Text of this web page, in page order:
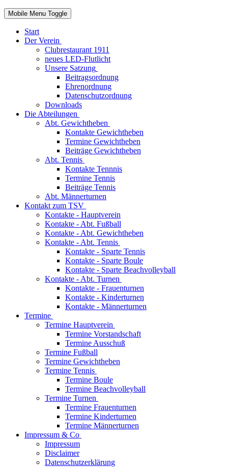
Mobile Menu Toggle
Start
Der Verein
Clubrestaurant 1911
neues LED-Flutlicht
Unsere Satzung
Beitragsordnung
Ehrenordnung
Datenschutzordnung
Downloads
Die Abteilungen
Abt. Gewichtheben
Kontakte Gewichtheben
Termine Gewichtheben
Beiträge Gewichtheben
Abt. Tennis
Kontakte Tennnis
Termine Tennis
Beiträge Tennis
Abt. Männerturnen
Kontakt zum TSV
Kontakte - Hauptverein
Kontakte - Abt. Fußball
Kontakte - Abt. Gewichtheben
Kontakte - Abt. Tennis
Kontakte - Sparte Tennis
Kontakte - Sparte Boule
Kontakte - Sparte Beachvolleyball
Kontakte - Abt. Turnen
Kontakte - Frauenturnen
Kontakte - Kinderturnen
Kontakte - Männerturnen
Termine
Termine Hauptverein
Termine Vorstandschaft
Termine Ausschuß
Termine Fußball
Termine Gewichtheben
Termine Tennis
Termine Boule
Termine Beachvolleyball
Termine Turnen
Termine Frauenturnen
Termine Kinderturnen
Termine Männerturnen
Impressum & Co
Impressum
Disclaimer
Datenschutzerklärung